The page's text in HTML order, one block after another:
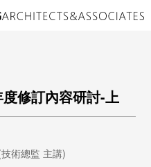
修訂內容研討-上
術總監 主講)